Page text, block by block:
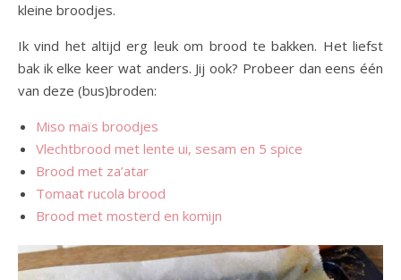
kleine broodjes.
Ik vind het altijd erg leuk om brood te bakken. Het liefst
bak ik elke keer wat anders. Jij ook? Probeer dan eens één
van deze (bus)broden:
Miso maïs broodjes
Vlechtbrood met lente ui, sesam en 5 spice
Brood met za’atar
Tomaat rucola brood
Brood met mosterd en komijn